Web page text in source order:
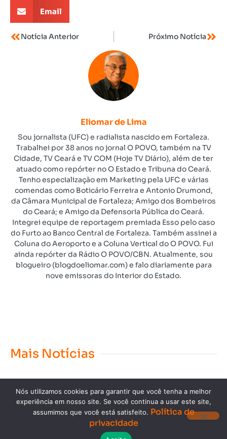
Email
Notícia Anterior Próximo Notícia
Eliomar de Lima
Sou jornalista (UFC) e radialista nascido em Fortaleza.
Trabalhei por 38 anos no jornal O POVO, também na TV
Cidade, TV Ceará e TV COM (Hoje TV Diário), além de ter
atuado como repórter no O Estado e Tribuna do Ceará.
Tenho especialização em Marketing pela UFC e várias
comendas como Boticário Ferreira e Antonio Drumond,
da Câmara Municipal de Fortaleza; Amigo dos Bombeiros
do Ceará; e Amigo da Defensoria Pública do Ceará.
Integrei equipe de reportagem premiada Esso pelo caso
do Furto ao Banco Central de Fortaleza. Também assinei a
Coluna do Aeroporto e a Coluna Vertical do O POVO. Fui
ainda repórter da Rádio O POVO/CBN. Atualmente, sou
blogueiro (blogdoeliomar.com) e falo diariamente para
nove emissoras do Interior do Estado.
Mais Notícias
Copyright © 2023. Todos os direitos reservados.
Nós utilizamos cookies para garantir que você tenha a melhor
experiência em nosso site. Se você continua a usar este site,
assumimos que você está satisfeito. Política de
privacidade